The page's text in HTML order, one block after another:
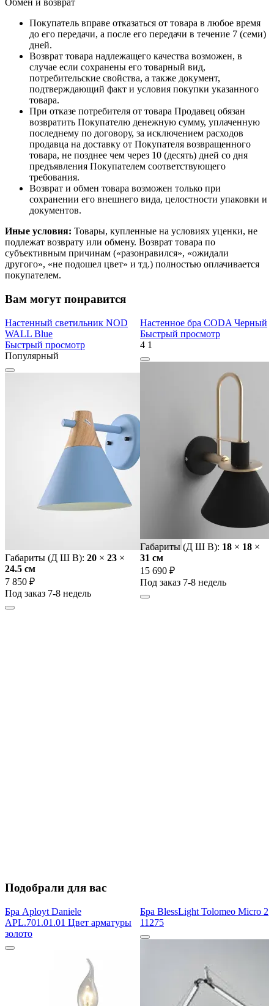
Обмен и возврат
Покупатель вправе отказаться от товара в любое время
до его передачи, а после его передачи в течение 7 (семи)
дней.
Возврат товара надлежащего качества возможен, в
случае если сохранены его товарный вид,
потребительские свойства, а также документ,
подтверждающий факт и условия покупки указанного
товара.
При отказе потребителя от товара Продавец обязан
возвратить Покупателю денежную сумму, уплаченную
последнему по договору, за исключением расходов
продавца на доставку от Покупателя возвращенного
товара, не позднее чем через 10 (десять) дней со дня
предъявления Покупателем соответствующего
требования.
Возврат и обмен товара возможен только при
сохранении его внешнего вида, целостности упаковки и
документов.
Иные условия: Товары, купленные на условиях уценки, не
подлежат возврату или обмену. Возврат товара по
субъективным причинам («разонравился», «ожидали
другого», «не подошел цвет» и тд.) полностью оплачивается
покупателем.
Вам могут понравится
Настенный светильник NOD
WALL Blue
Быстрый просмотр
Популярный
Габариты (Д Ш В): 20 × 23 ×
24.5 cм
7 850 ₽
Под заказ 7-8 недель
Настенное бра CODA Черный
Быстрый просмотр
4 1
Габариты (Д Ш В): 18 × 18 ×
31 cм
15 690 ₽
Под заказ 7-8 недель
Подобрали для вас
Бра Aployt Daniele
APL.701.01.01 Цвет арматуры
золото
Бра BlessLight Tolomeo Micro 2
11275